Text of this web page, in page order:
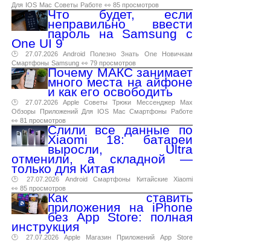
Для IOS Mac Советы Работе 👀 85 просмотров
Что будет, если
неправильно ввести
пароль на Samsung с
One UI 9
🕑 27.07.2026 Android Полезно Знать One
Новичкам
Смартфоны Samsung 👀 79 просмотров
Почему МАКС занимает
много места на айфоне
и как его освободить
🕑 27.07.2026 Apple Советы Трюки Мессенджер
Max
Обзоры
Приложений Для IOS Mac Смартфоны
Работе
👀 81 просмотров
Слили все данные по
Xiaomi 18: батареи
выросли, Ultra
отменили, а складной —
только для Китая
🕑 27.07.2026 Android Смартфоны Китайские
Xiaomi
👀 85 просмотров
Как ставить
приложения на iPhone
без App Store: полная
инструкция
🕑 27.07.2026 Apple Магазин Приложений App
Store